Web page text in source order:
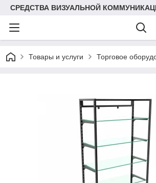
СРЕДСТВА ВИЗУАЛЬНОЙ
Товары и услуги Торговое